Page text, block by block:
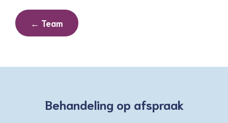
← Team
Behandeling op afspraak